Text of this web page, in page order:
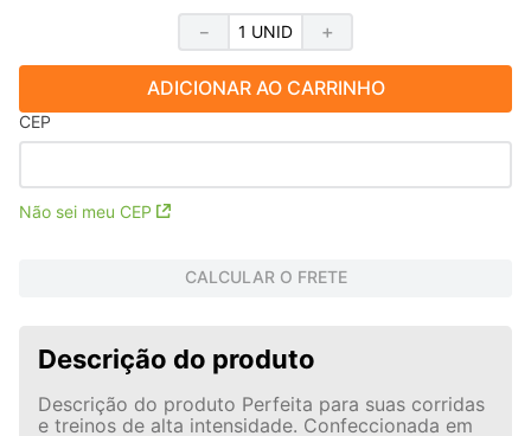
＋
－
ADICIONAR AO CARRINHO
CEP
Não sei meu CEP
CALCULAR O FRETE
Descrição do produto
Descrição do produto Perfeita para suas corridas
e treinos de alta intensidade. Confeccionada em